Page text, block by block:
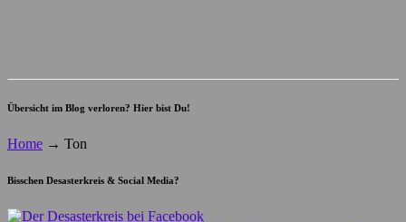
Übersicht im Blog verloren? Hier bist Du!
Home → Ton
Bisschen Desasterkreis & Social Media?